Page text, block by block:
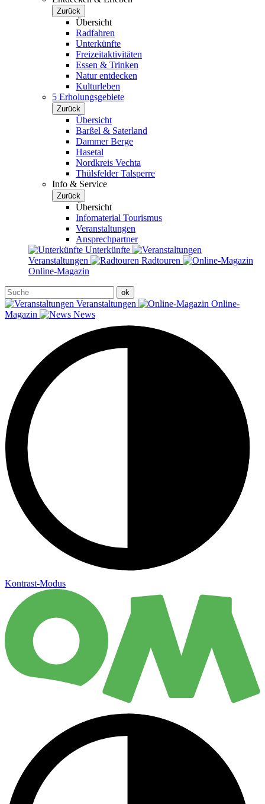
Zurück
Übersicht
Radfahren
Unterkünfte
Freizeitaktivitäten
Essen & Trinken
Natur entdecken
Kulturleben
5 Erholungsgebiete
Zurück
Übersicht
Barßel & Saterland
Dammer Berge
Hasetal
Nordkreis Vechta
Thülsfelder Talsperre
Info & Service
Zurück
Übersicht
Infomaterial Tourismus
Veranstaltungen
Ansprechpartner
Unterkünfte
Veranstaltungen
Radtouren
Online-Magazin
Veranstaltungen
Online-
Magazin
News
Kontrast-Modus